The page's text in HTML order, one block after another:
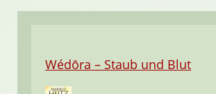
Wédōra – Staub und Blut